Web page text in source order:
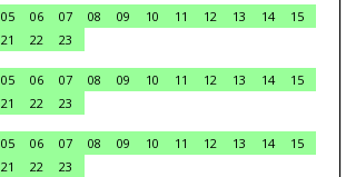
05 06 07 08 09 10 11 12 13 14
15
21 22
23
05 06 07 08 09 10 11 12 13 14
15
21 22
23
05 06 07 08 09 10 11 12 13 14
15
21 22
23